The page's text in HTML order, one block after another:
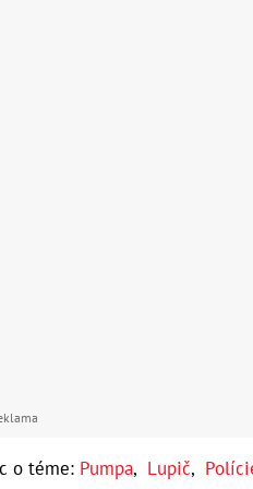
o téme: Pumpa, Lupič,